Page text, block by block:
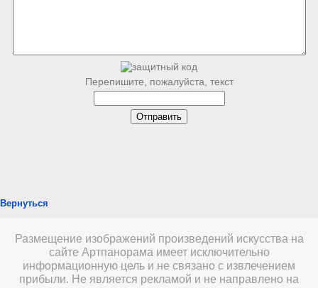
Перепишите, пожалуйста, текст
Вернуться
Размещение изображений произведений искусства на
сайте Артпанорама имеет исключительно
информационную цель и не связано с извлечением
прибыли. Не является рекламой и не направлено на